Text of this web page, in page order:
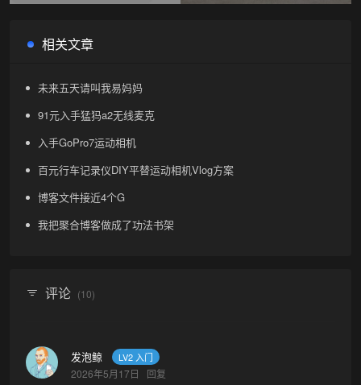
相关文章
未来五天请叫我易妈妈
91元入手猛犸a2无线麦克
入手GoPro7运动相机
百元行车记录仪DIY平替运动相机Vlog方案
博客文件接近4个G
我把聚合博客做成了功法书架
评论 (10)
发泡鲸 LV2 入门
2026年5月17日 回复